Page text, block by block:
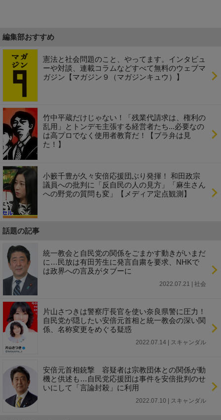
編集部おすすめ
憲法と社会問題のこと、やってます。インタビュ
ーや対談、連載コラムなどすべて無料のウェブマ
ガジン【マガジン９（マガジンキュウ）】
竹中平蔵だけじゃない！「残業代請求は、権利の
乱用」とトンデモ主張する経営者たち...必要なの
は高プロでなく使用者教育だ！【ブラ弁は見
た！】
小籔千豊が久々安倍応援団ぶり発揮！ 和田政宗
議員への批判に「反自民の人の見方」「麻生さん
への野党の質問も変」【メディア定点観測】
話題の記事
統一教会と自民党の関係をごまかす動きがいまだ
に…民放は有田芳生に発言自粛を要求、NHKで
は政界への言及がタブーに
2022.07.21 | 社会
片山さつきは警察庁長官を使い奈良県警に圧力！
自民党が隠したい安倍元首相と統一教会の深い関
係、名称変更をめぐる疑惑
2022.07.14 | スキャンダル
安倍元首相銃撃 容疑者は宗教団体との関係が動
機と供述も…自民党応援団は事件を安倍批判のせ
いにして「言論封殺」に利用
2022.07.10 | スキャンダル